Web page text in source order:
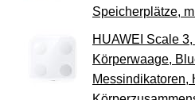
Speicherplätze,
HUAWEI Scale
Körperwaage,
Messindikatoren,